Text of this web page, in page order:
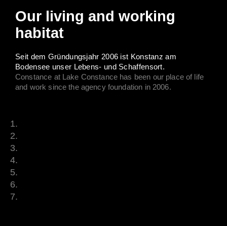
Our living and working
habitat
Seit dem Gründungsjahr 2006 ist Konstanz am
Bodensee unser Lebens- und Schaffensort.
Constance at Lake Constance has been our place of life
and work since the agency foundation in 2006.